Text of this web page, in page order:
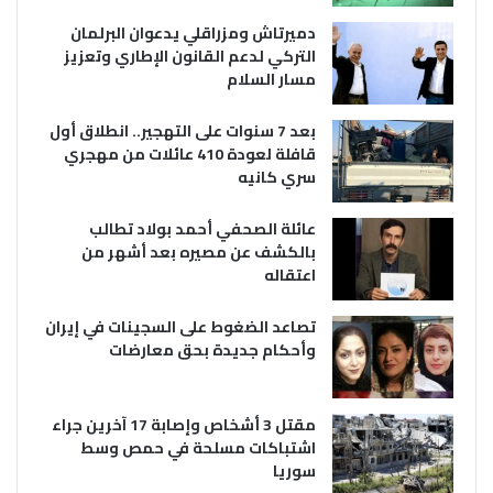
دميرتاش ومزراقلي يدعوان البرلمان
التركي لدعم القانون الإطاري وتعزيز
مسار السلام
بعد 7 سنوات على التهجير.. انطلاق أول
قافلة لعودة 410 عائلات من مهجري
سري كانيه
عائلة الصحفي أحمد بولاد تطالب
بالكشف عن مصيره بعد أشهر من
اعتقاله
تصاعد الضغوط على السجينات في إيران
وأحكام جديدة بحق معارضات
مقتل 3 أشخاص وإصابة 17 آخرين جراء
اشتباكات مسلحة في حمص وسط
سوريا